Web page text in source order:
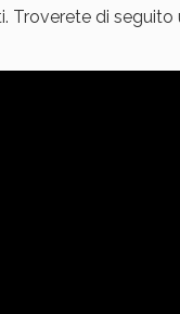
Troverete di seguito